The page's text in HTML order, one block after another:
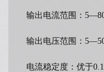
输出电流范围：
输出电压范围：
电流稳定度：优于